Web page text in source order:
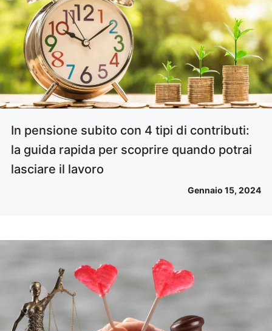
In pensione subito con 4 tipi di contributi:
la guida rapida per scoprire quando potrai
lasciare il lavoro
Gennaio 15, 2024